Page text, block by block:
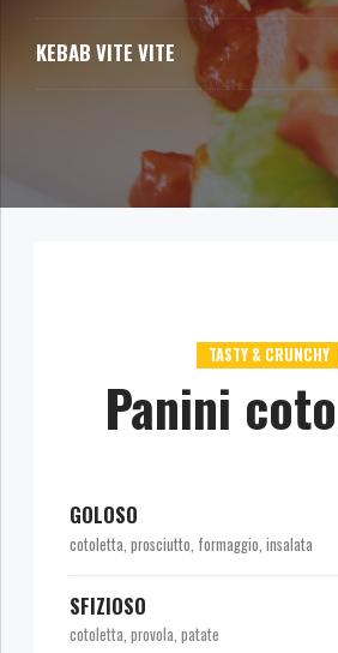
KEBAB VITE VITE
TASTY & CRUNCHY
Panini
GOLOSO
cotoletta, prosciutto, formaggio, insalata
SFIZIOSO
cotoletta, provola, patate